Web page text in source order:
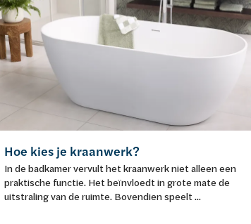
Hoe kies je kraanwerk?
In de badkamer vervult het kraanwerk niet alleen een
praktische functie. Het beïnvloedt in grote mate de
uitstraling van de ruimte. Bovendien speelt ...